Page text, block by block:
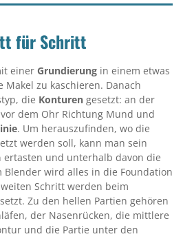
für Schritt
einer Grundierung in einem etwas
zu kaschieren. Danach
die Konturen gesetzt: an der
vor dem Ohr Richtung Mund und
. Um herauszufinden, wo die
werden soll, kann man sein
ertasten und unterhalb davon die
Blender wird alles in die Foundation
Schritt werden beim
Zu den hellen Partien gehören
der Nasenrücken, die mittlere
und die Partie unter den